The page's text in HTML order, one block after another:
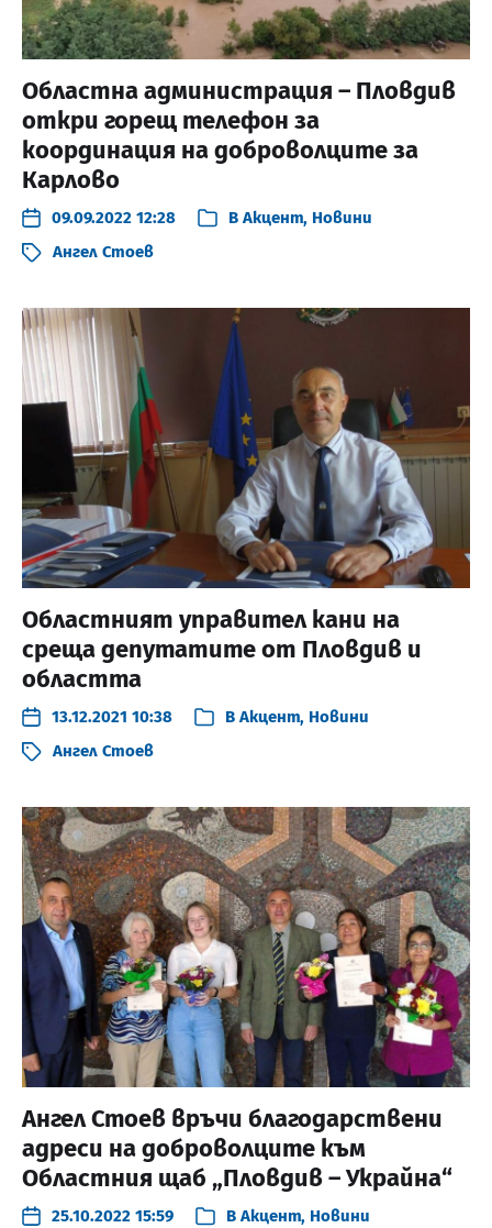
Областна администрация – Пловдив
откри горещ телефон за
координация на доброволците за
Карлово
09.09.2022 12:28 В Акцент, Новини
Ангел Стоев
Областният управител кани на
среща депутатите от Пловдив и
областта
13.12.2021 10:38 В Акцент, Новини
Ангел Стоев
Ангел Стоев връчи благодарствени
адреси на доброволците към
Областния щаб „Пловдив – Украйна“
25.10.2022 15:59 В Акцент, Новини